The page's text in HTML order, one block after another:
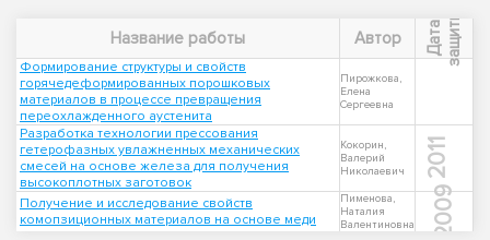
Название работы Автор Д
а
т
а
з
а
щ
и
т ы
Формирование структуры и свойств
горячедеформированных порошковых
материалов в процессе превращения
переохлажденного аустенита
Пирожкова,
Елена
Сергеевна
Разработка технологии прессования
гетерофазных увлажненных механических
смесей на основе железа для получения
высокоплотных заготовок
Кокорин,
Валерий
Николаевич
2011
Получение и исследование свойств
комопзиционных материалов на основе меди
Пименова,
Наталия
Валентиновна
2009